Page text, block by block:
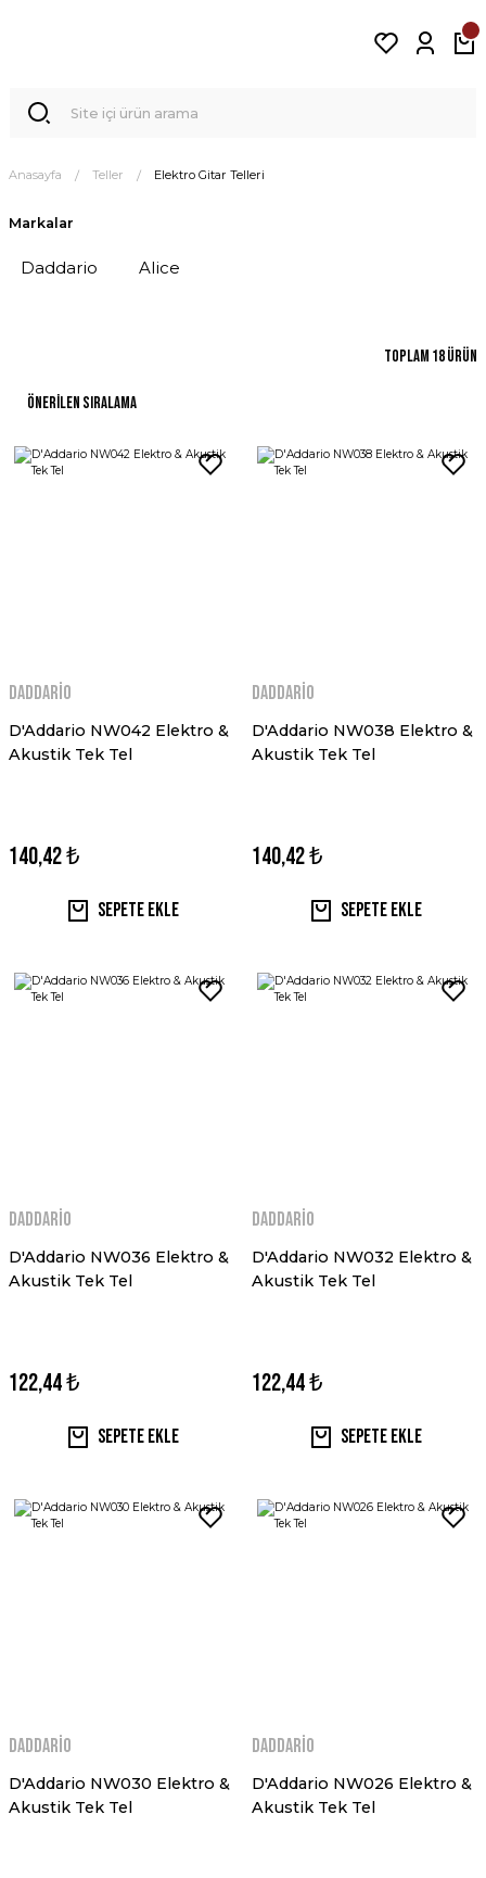
Anasayfa Teller Elektro Gitar Telleri
Markalar
Daddario Alice
Toplam 18 ürün
Daddario
D'Addario NW042 Elektro &
Akustik Tek Tel
140,42 ₺
Sepete Ekle
Daddario
D'Addario NW038 Elektro &
Akustik Tek Tel
140,42 ₺
Sepete Ekle
Daddario
D'Addario NW036 Elektro &
Akustik Tek Tel
122,44 ₺
Sepete Ekle
Daddario
D'Addario NW032 Elektro &
Akustik Tek Tel
122,44 ₺
Sepete Ekle
Daddario
D'Addario NW030 Elektro &
Akustik Tek Tel
Daddario
D'Addario NW026 Elektro &
Akustik Tek Tel